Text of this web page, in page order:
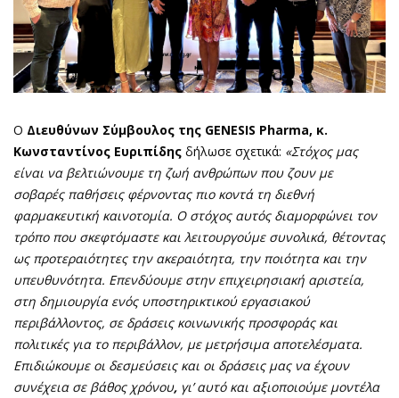
Ο Διευθύνων Σύμβουλος της GENESIS Pharma, κ.
Κωνσταντίνος Ευριπίδης δήλωσε σχετικά: «Στόχος μας
είναι να βελτιώνουμε τη ζωή ανθρώπων που ζουν με
σοβαρές παθήσεις φέρνοντας πιο κοντά τη διεθνή
φαρμακευτική καινοτομία. Ο στόχος αυτός διαμορφώνει τον
τρόπο που σκεφτόμαστε και λειτουργούμε συνολικά, θέτοντας
ως προτεραιότητες την ακεραιότητα, την ποιότητα και την
υπευθυνότητα. Επενδύουμε στην επιχειρησιακή αριστεία,
στη δημιουργία ενός υποστηρικτικού εργασιακού
περιβάλλοντος, σε δράσεις κοινωνικής προσφοράς και
πολιτικές για το περιβάλλον, με μετρήσιμα αποτελέσματα.
Επιδιώκουμε οι δεσμεύσεις και οι δράσεις μας να έχουν
συνέχεια σε βάθος χρόνου, γι’ αυτό και αξιοποιούμε μοντέλα